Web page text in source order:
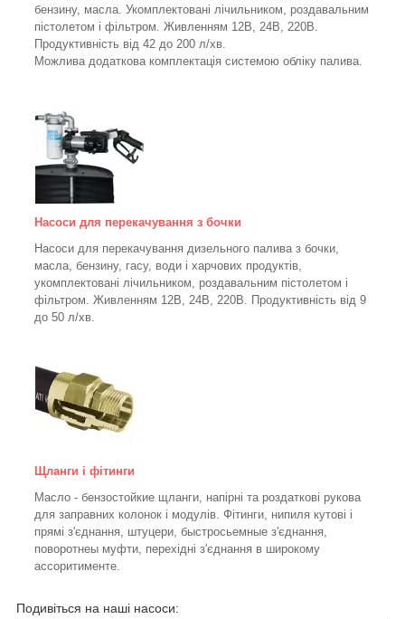
бензину, масла. Укомплектовані лічильником, роздавальним
пістолетом і фільтром. Живленням 12В, 24В, 220В.
Продуктивність від 42 до 200 л/хв.
Можлива додаткова комплектація системою обліку палива.
Насоси для перекачування з бочки
Насоси для перекачування дизельного палива з бочки,
масла, бензину, гасу, води і харчових продуктів,
укомплектовані лічильником, роздавальним пістолетом і
фільтром. Живленням 12В, 24В, 220В. Продуктивність від 9
до 50 л/хв.
Щланги і фітинги
Масло - бензостойкие щланги, напірні та роздаткові рукова
для заправних колонок і модулів. Фітинги, нипиля кутові і
прямі з'єднання, штуцери, быстросьемные з'єднання,
поворотнеы муфти, перехідні з'єднання в широкому
ассоритименте.
Подивіться на наші насоси: